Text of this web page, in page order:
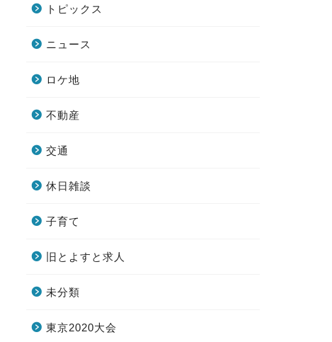
トピックス
ニュース
ロケ地
不動産
交通
休日雑談
子育て
旧とよすと求人
未分類
東京2020大会